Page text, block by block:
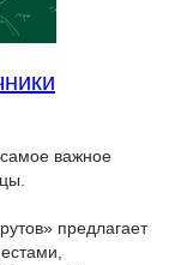
важное
предлагает